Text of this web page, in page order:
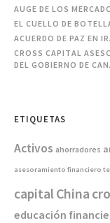
AUGE DE LOS
EL CUELLO DE
ACUERDO DE PAZ EN
CROSS CAPITAL
DEL GOBIERNO DE
ETIQUETAS
Activos ahorradores
asesoramiento financiero
capital China
educación